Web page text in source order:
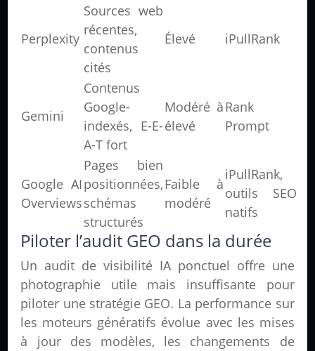
Perplexity
Sources web
récentes,
contenus
cités
Élevé iPullRank
Gemini
Contenus
Google-
indexés, E-E-
A-T fort
Modéré à
élevé
Rank
Prompt
Google AI
Overviews
Pages bien
positionnées,
schémas
structurés
Faible à
modéré
iPullRank,
outils SEO
natifs
Piloter l’audit GEO dans la durée
Un audit de visibilité IA ponctuel offre une
photographie utile mais insuffisante pour
piloter une stratégie GEO. La performance sur
les moteurs génératifs évolue avec les mises
à jour des modèles, les changements de